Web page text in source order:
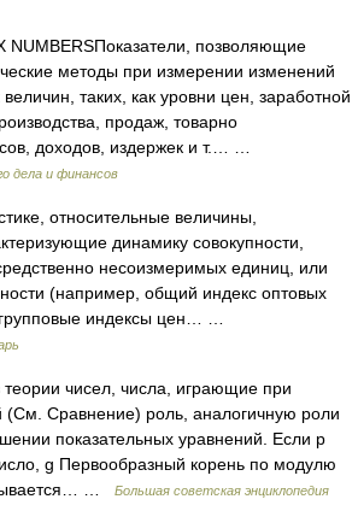
NUMBERSПоказатели, позволяющие
методы при измерении изменений
таких, как уровни цен, заработной
продаж, товарно
доходов, издержек и т.… …
дела и финансов
относительные величины,
динамику совокупности,
несоизмеримых единиц, или
(например, общий индекс оптовых
групповые индексы цен… …
чисел, числа, играющие при
(См. Сравнение) роль, аналогичную роли
показательных уравнений. Если р
g Первообразный корень по модулю
…
Большая советская энциклопедия